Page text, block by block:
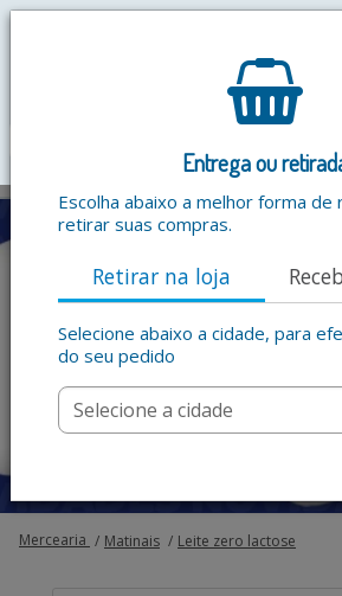
Entrega ou
Escolha abaixo a melhor forma de
retirar suas compras.
Retirar na loja
Selecione abaixo a cidade, para
do seu pedido
Mercearia Matinais Leite zero lactose